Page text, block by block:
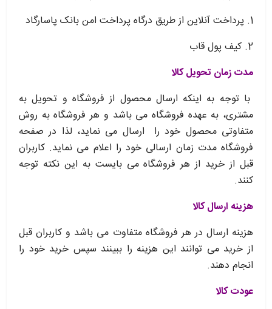
1. پرداخت آنلاین از طریق درگاه پرداخت امن بانک پاسارگاد
2. کیف پول قاب
مدت زمان تحویل کالا
با توجه به اینکه ارسال محصول از فروشگاه و تحویل به
مشتری، به عهده فروشگاه می باشد و هر فروشگاه به روش
متفاوتی محصول خود را ارسال می نماید، لذا در صفحه
فروشگاه مدت زمان ارسالی خود را اعلام می نماید. کاربران
قبل از خرید از هر فروشگاه می بایست به این نکته توجه
کنند.
هزینه ارسال کالا
هزینه ارسال در هر فروشگاه متفاوت می باشد و کاربران قبل
از خرید می توانند این هزینه را ببینند سپس خرید خود را
انجام دهند.
عودت کالا